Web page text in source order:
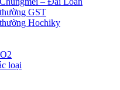
GST
Hochiky
loại